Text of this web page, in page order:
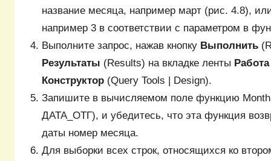
название месяца, например март (рис. 4.8),
например 3 в соответствии с параметром в
Выполните запрос, нажав кнопку Выполнить
Результаты (Results) на вкладке ленты
Конструктор (Query Tools | Design).
Запишите в вычисляемом поле функцию
ДАТА_ОТГ), и убедитесь, что эта функция
даты номер месяца.
Для выборки всех строк, относящихся ко